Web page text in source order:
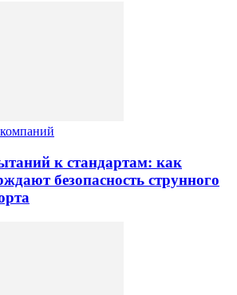
к стандартам: как
безопасность струнного